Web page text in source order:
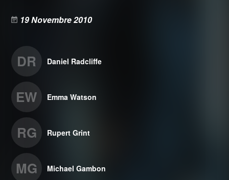
19 Novembre 2010
DR Daniel Radcliffe
EW Emma Watson
RG Rupert Grint
MG Michael Gambon